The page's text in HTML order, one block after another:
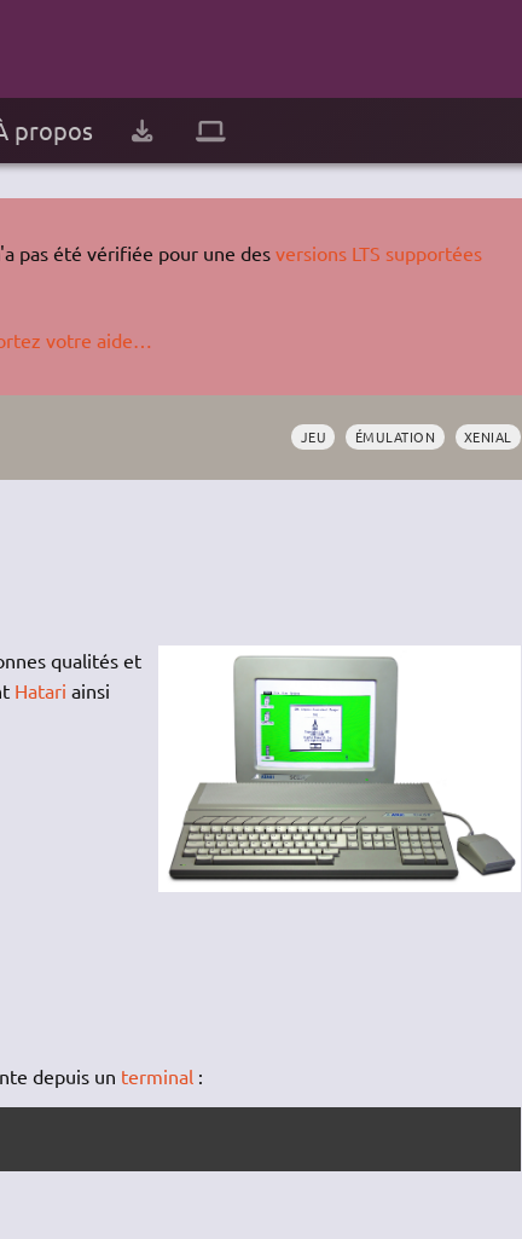
propos
pas été vérifiée pour une des versions LTS supportées
votre aide…
JEU ÉMULATION XENIAL
qualités et
Hatari ainsi
depuis un terminal :